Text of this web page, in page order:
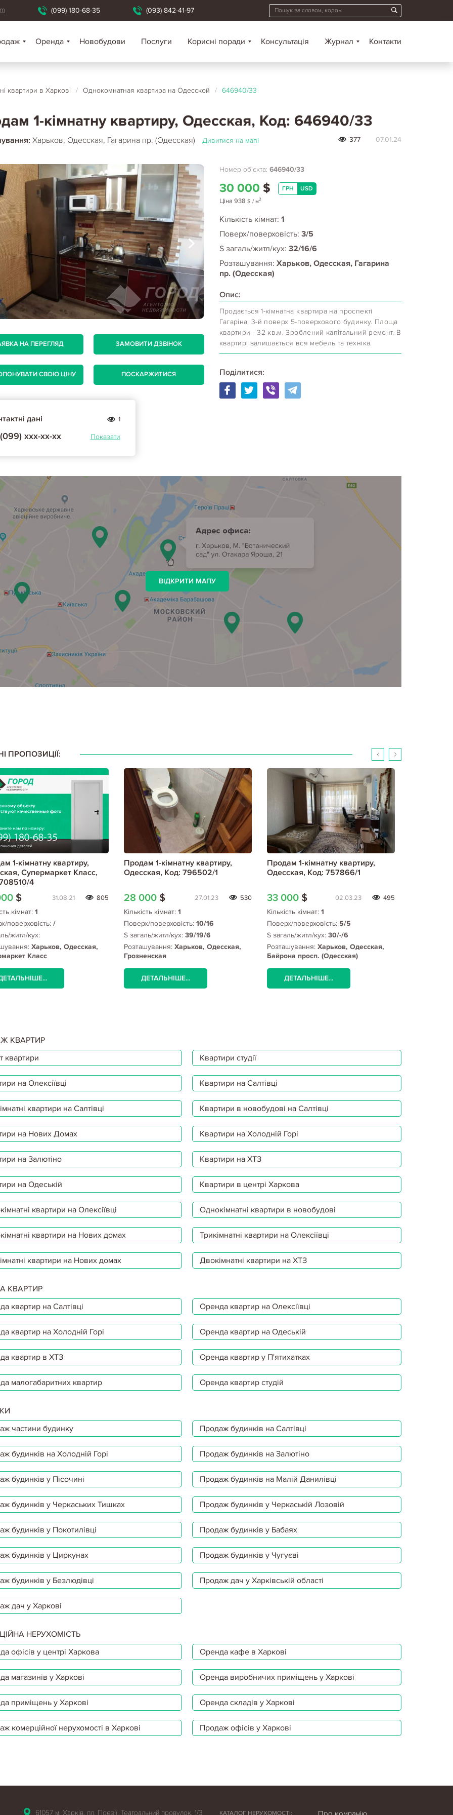
(099) 180-68-35 (093) 842-41-97
Оренда Новобудови Послуги Корисні поради Консультація Журнал Контакти
квартири в Харкові / Однокомнатная квартира на Одесской / 646940/33
1-кімнатну квартиру, Одесская, Код: 646940/33
Харьков, Одесская, Гагарина пр. (Одесская) Дивитися на мапі 377 07.01.24
НА ПЕРЕГЛЯД ЗАМОВИТИ ДЗВІНОК
СВОЮ ЦІНУ ПОСКАРЖИТИСЯ
дані 1
(099) ххх-хх-хх Показати
Номер об'єкта: 646940/33
30 000 $ ГРН USD
Ціна 938 $ / м2
Кількість кімнат: 1
Поверх/поверховість: 3/5
S загаль/житл/кух: 32/16/6
Розташування: Харьков, Одесская, Гагарина
пр. (Одесская)
Опис:
Продається 1-кімнатна квартира на проспекті
Гагаріна, 3-й поверх 5-поверхового будинку. Площа
квартири - 32 кв.м. Зроблений капітальний ремонт. В
квартирі залишається вся мебель та техніка.
Поділитися:
ВІДКРИТИ МАПУ
ПРОПОЗИЦІЇ:
1-кімнатну квартиру,
Супермаркет Класс,
4
$ 31.08.21 805
кімнат: 1
поверховість: /
житл/кух:
Харьков, Одесская,
Класс
Продам 1-кімнатну квартиру,
Одесская, Код: 796502/1
28 000 $ 27.01.23 530
Кількість кімнат: 1
Поверх/поверховість: 10/16
S загаль/житл/кух: 39/19/6
Розташування: Харьков, Одесская,
Грозненская
ДЕТАЛЬНІШЕ...
Продам 1-кімнатну квартиру,
Одесская, Код: 757866/1
33 000 $ 02.03.23 495
Кількість кімнат: 1
Поверх/поверховість: 5/5
S загаль/житл/кух: 30/-/6
Розташування: Харьков, Одесская,
Байрона просп. (Одесская)
ДЕТАЛЬНІШЕ...
КВАРТИР
квартири
Квартири студії
на Олексіївці Квартири на Салтівці
квартири на Салтівці Квартири в новобудові на Салтівці
на Нових Домах Квартири на Холодній Горі
на Залютіно Квартири на ХТЗ
на Одеській Квартири в центрі Харкова
квартири на Олексіївці Однокімнатні квартири в новобудові
квартири на Нових домах Трикімнатні квартири на Олексіївці
квартири на Нових домах Двокімнатні квартири на ХТЗ
КВАРТИР
квартир на Салтівці
Оренда квартир на Олексіївці
квартир на Холодній Горі Оренда квартир на Одеській
квартир в ХТЗ Оренда квартир у П'ятихатках
малогабаритних квартир Оренда квартир студій
частини будинку
Продаж будинків на Салтівці
будинків на Холодній Горі Продаж будинків на Залютіно
будинків у Пісочині Продаж будинків на Малій Данилівці
будинків у Черкаських Тишках Продаж будинків у Черкаській Лозовій
будинків у Покотилівці Продаж будинків у Бабаях
будинків у Циркунах Продаж будинків у Чугуєві
будинків у Безлюдівці Продаж дач у Харківській області
дач у Харкові
НЕРУХОМІСТЬ
офісів у центрі Харкова
Оренда кафе в Харкові
магазинів у Харкові Оренда виробничих приміщень у Харкові
приміщень у Харкові Оренда складів у Харкові
комерційної нерухомості в Харкові Продаж офісів у Харкові
61057 м. Харків, пл. Поезії, Театральний провулок, 1/3 КАТАЛОГ НЕРУХОМОСТІ: